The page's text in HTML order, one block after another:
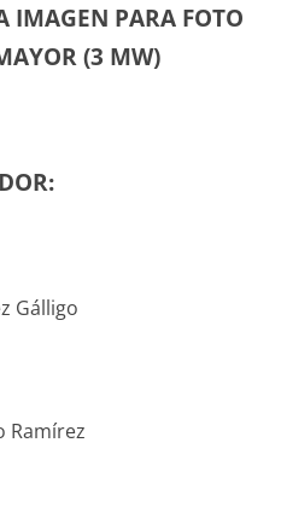
IMAGEN PARA FOTO
(3 MW)
Gálligo
Ramírez